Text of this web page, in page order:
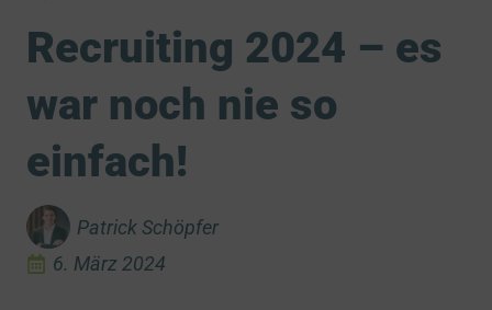
Recruiting 2024 – es
war noch nie so
einfach!
Patrick Schöpfer
6. März 2024